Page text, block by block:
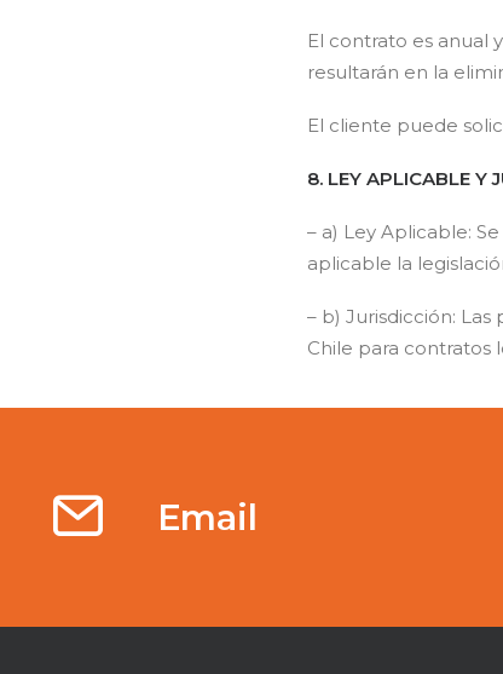
El contrato es anual
resultarán en la
El cliente puede
8. LEY APLICABLE Y
– a) Ley Aplicable:
aplicable la
– b) Jurisdicción:
Chile para contratos
Email